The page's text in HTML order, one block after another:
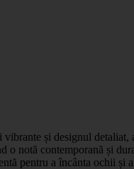
și designul detaliat,
o notă contemporană și
pentru a încânta ochii și